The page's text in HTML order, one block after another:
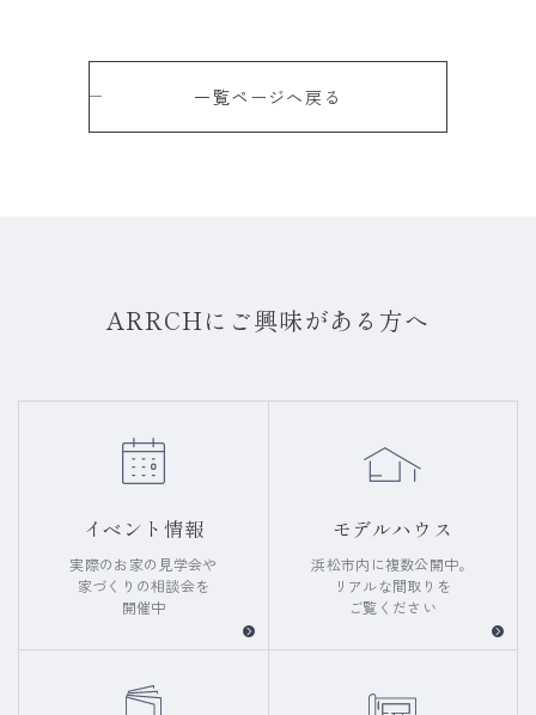
一覧ページへ戻る
ARRCHにご興味がある方へ
イベント情報
実際のお家の見学会や
家づくりの相談会を
開催中
モデルハウス
浜松市内に複数公開中。
リアルな間取りを
ご覧ください